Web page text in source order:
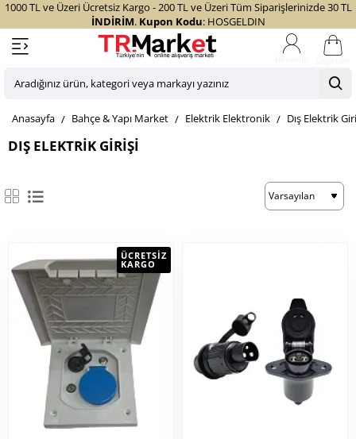
1000 TL ve Üzeri Ücretsiz Kargo - 200 TL ve Üzeri Tüm Siparişlerinizde 30 TL
İNDİRİM. Kupon Kodu: HOSGELDIN
Aradığınız
kategori
veya
DIŞ ELEKTRIK GIRIŞI
homeBahçe & Yapı Market Elektrik Elektronik Dış Elektrik
ÜCRETSIZ
KARGO